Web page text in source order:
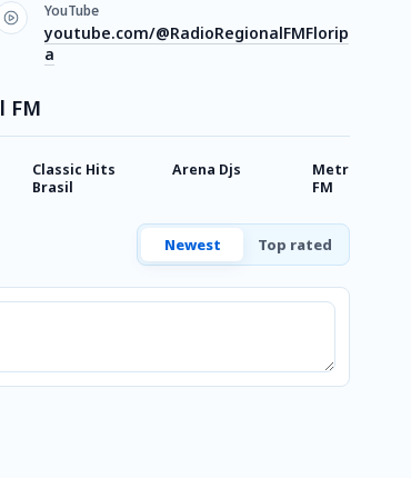
YouTube
youtube.com/@RadioRegionalFMFlorip
a
FM
Classic Hits
Brasil
Arena Djs
Metropolitana
FM
Newest Top rated